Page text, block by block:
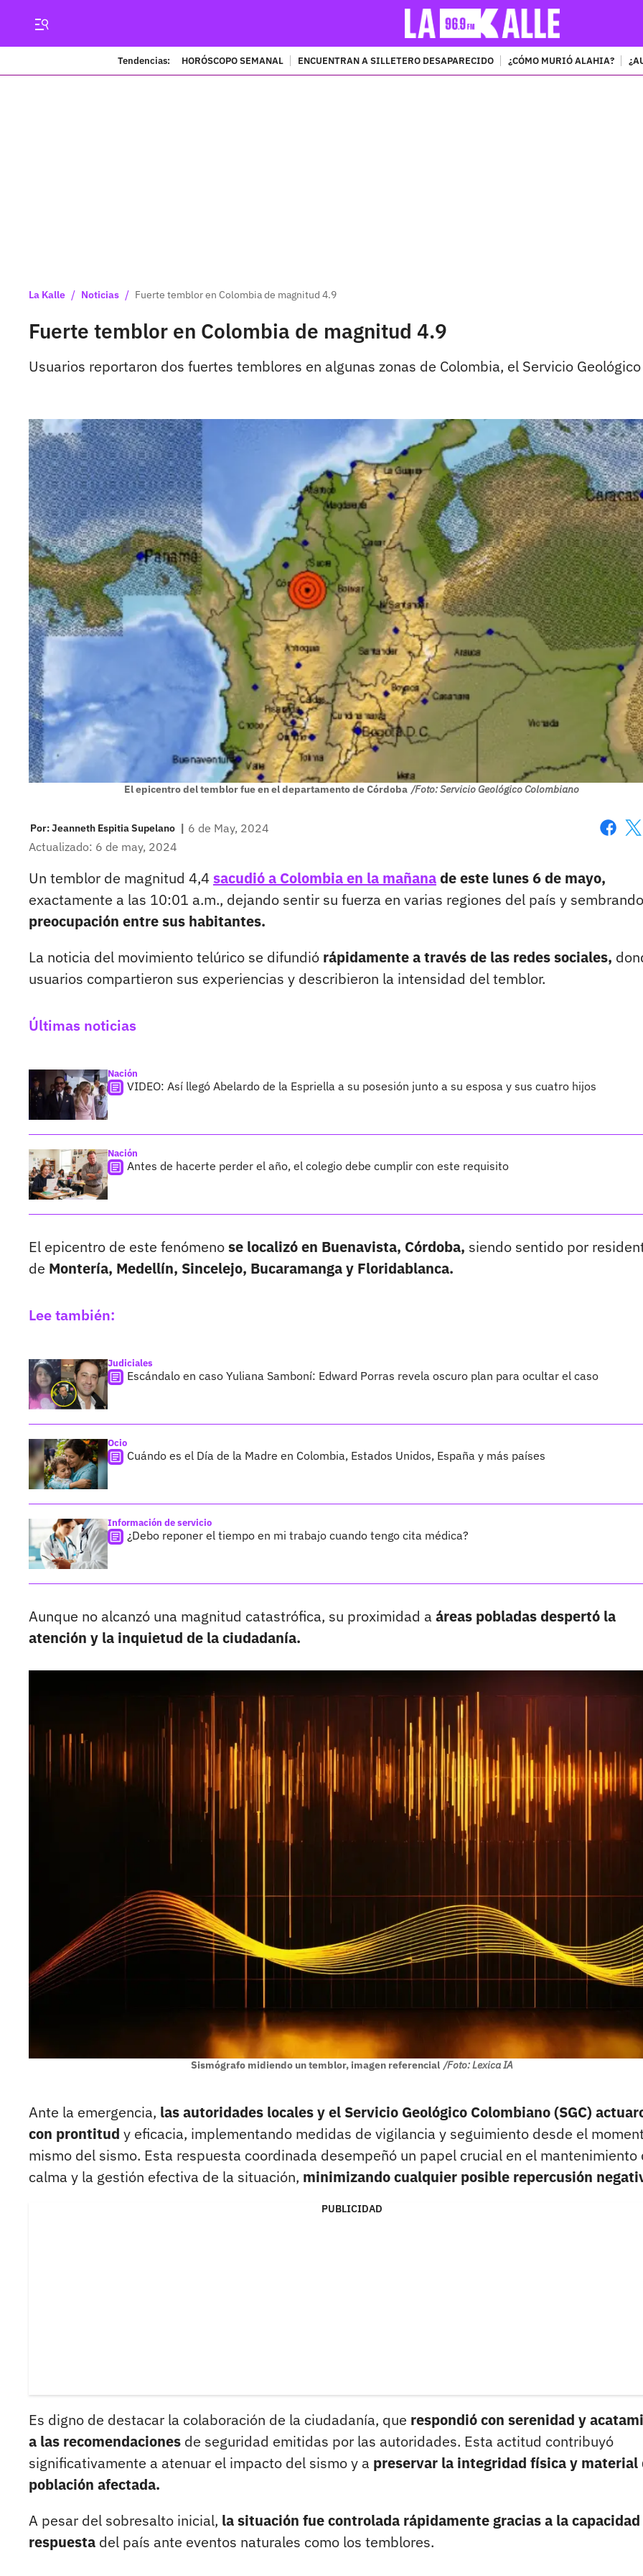
Tendencias: HORÓSCOPO SEMANAL ENCUENTRAN A SILLETERO DESAPARECIDO ¿CÓMO MURIÓ ALAHIA?
La Kalle / Noticias / Fuerte temblor en Colombia de magnitud 4.9
Fuerte temblor en Colombia de magnitud 4.9
Usuarios reportaron dos fuertes temblores en algunas zonas de Colombia, el Servicio
El epicentro del temblor fue en el departamento de Córdoba /Foto: Servicio Geológico Colombiano
Por:Jeanneth Espitia Supelano | 6 de May, 2024
Actualizado: 6 de may, 2024
Un temblor de magnitud 4,4sacudió a Colombia en la mañanade este lunes 6 de mayo,
exactamente a las 10:01 a.m., dejando sentir su fuerza en varias regiones del país y sembrando
preocupación entre sus habitantes.
La noticia del movimiento telúrico se difundió rápidamente a través de las redes sociales,
usuarios compartieron sus experiencias y describieron la intensidad del temblor.
Últimas noticias
Nación
VIDEO: Así llegó Abelardo de la Espriella a su posesión junto a su esposa y sus cuatro hijos
Nación
Antes de hacerte perder el año, el colegio debe cumplir con este requisito
El epicentro de este fenómenose localizó en Buenavista, Córdoba, siendo sentido por
de Montería, Medellín, Sincelejo, Bucaramanga y Floridablanca.
Lee también:
Judiciales
Escándalo en caso Yuliana Samboní: Edward Porras revela oscuro plan para ocultar el caso
Ocio
Cuándo es el Día de la Madre en Colombia, Estados Unidos, España y más países
Información de servicio
¿Debo reponer el tiempo en mi trabajo cuando tengo cita médica?
Aunque no alcanzó una magnitud catastrófica, su proximidad a áreas pobladas despertó la
atención y la inquietud de la ciudadanía.
Sismógrafo midiendo un temblor, imagen referencial /Foto: Lexica IA
Ante la emergencia, las autoridades locales y el Servicio Geológico Colombiano (SGC)
con prontitud y eficacia, implementando medidas de vigilancia y seguimiento desde el
mismo del sismo. Esta respuesta coordinada desempeñó un papel crucial en el mantenimiento
calma y la gestión efectiva de la situación, minimizando cualquier posible repercusión
PUBLICIDAD
Es digno de destacar la colaboración de la ciudadanía, que respondió con serenidad y
a las recomendaciones de seguridad emitidas por las autoridades. Esta actitud contribuyó
significativamente a atenuar el impacto del sismo y a preservar la integridad física y material
población afectada.
A pesar del sobresalto inicial, la situación fue controlada rápidamente gracias a la capacidad
respuesta del país ante eventos naturales como los temblores.